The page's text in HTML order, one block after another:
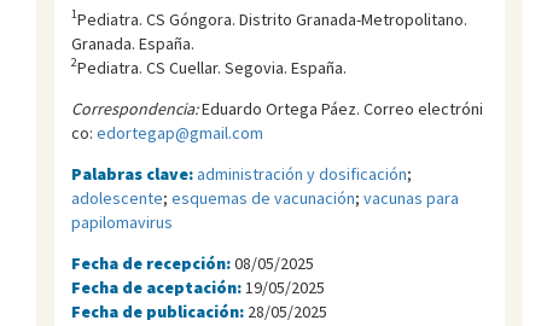
1Pediatra. CS Góngora. Distrito Granada-Metropolitano.
Granada. España.
2Pediatra. CS Cuellar. Segovia. España.
Correspondencia:Eduardo Ortega Páez. Correo electróni
co: edortegap@gmail.com
Palabras clave:administración y dosificación;
adolescente; esquemas de vacunación; vacunas para
papilomavirus
Fecha de recepción:08/05/2025
Fecha de aceptación: 19/05/2025
Fecha de publicación: 28/05/2025